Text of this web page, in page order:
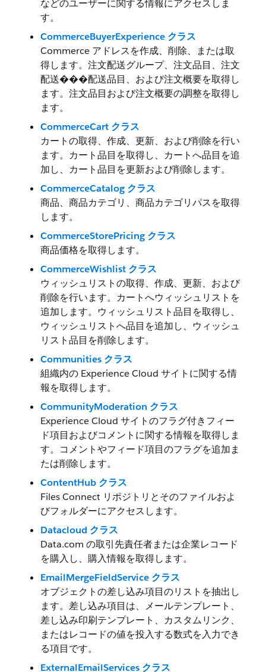
などのユーザーに関する情報にアクセスしま
す。
CommerceBuyerExperience クラス
Commerce アドレスを作成、削除、または取
得します。注文配送グループ、注文品目、注文
配送���配送品目、および注文概要を取得し
ます。注文品目および注文概要の調整を取得し
ます。
CommerceCart クラス
カートの取得、作成、更新、および削除を行い
ます。カート品目を取得し、カートへ品目を追
加し、カート品目を更新および削除します。
CommerceCatalog クラス
商品、商品カテゴリ、商品カテゴリパスを取得
します。
CommerceStorePricing クラス
商品価格を取得します。
CommerceWishlist クラス
ウィッシュリストの取得、作成、更新、および
削除を行います。カートへウィッシュリストを
追加します。ウィッシュリスト品目を取得し、
ウィッシュリストへ品目を追加し、ウィッシュ
リスト品目を削除します。
Communities クラス
組織内の Experience Cloud サイトに関する情
報を取得します。
CommunityModeration クラス
Experience Cloud サイトのフラグ付きフィー
ド項目およびコメントに関する情報を取得しま
す。コメントやフィード項目のフラグを追加ま
たは削除します。
ContentHub クラス
Files Connect リポジトリとそのファイルおよ
びフォルダーにアクセスします。
Datacloud クラス
Data.com の取引先責任者または企業レコード
を購入し、購入情報を取得します。
EmailMergeFieldService クラス
オブジェクトの差し込み項目のリストを抽出し
ます。差し込み項目は、メールテンプレート、
差し込み印刷テンプレート、カスタムリンク、
またはレコードの値を投入する数式を入力でき
る項目です。
ExternalEmailServices クラス